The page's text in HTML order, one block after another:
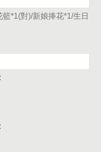
*1(對)/新娘捧花*1/生日